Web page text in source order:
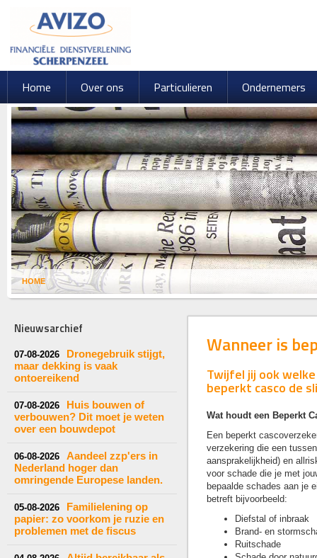
HOME
Home Over ons Particulieren Ondernemers
Nieuwsarchief
07-08-2026
Dronegebruik stijgt,
maar dekking is vaak
ontoereikend
07-08-2026
Huis bouwen of
verbouwen? Dit moet je weten
over een bouwdepot
06-08-2026
Aandeel zzp'ers in
Nederland hoger dan
omringende Europese landen.
05-08-2026
Familielening op
papier: zo voorkom je ruzie en
problemen met de fiscus
Wanneer is
Twijfel jij ook
beperkt casco de
Wat houdt een Beperkt
Een beperkt
verzekering die een
aansprakelijkheid) en
voor schade die je met
bepaalde schades aan je
betreft bijvoorbeeld:
Diefstal of inbraak
Brand- en
Ruitschade